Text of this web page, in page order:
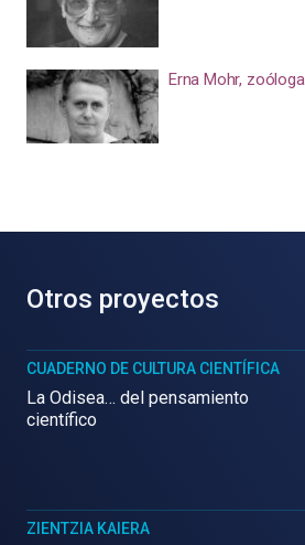
Erna Mohr, zoóloga
Otros proyectos
CUADERNO DE CULTURA CIENTÍFICA
La Odisea… del pensamiento
científico
ZIENTZIA KAIERA